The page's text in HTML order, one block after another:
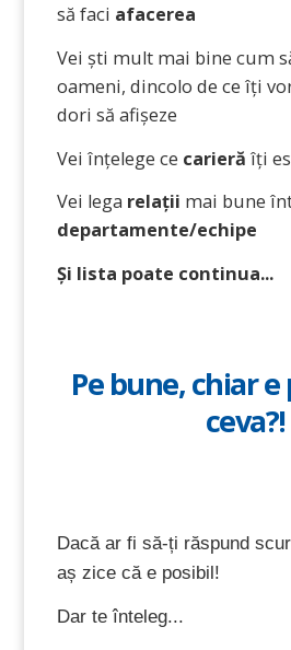
să faci afacerea
Vei ști mult mai bine cum
oameni, dincolo de ce îți
dori să afișeze
Vei înțelege ce carieră îți
Vei lega relații mai bune
departamente/echipe
Și lista poate continua...
Pe bune, chiar e
ceva?!
Dacă ar fi să-ți răspund
aș zice că e posibil!
Dar te înteleg...